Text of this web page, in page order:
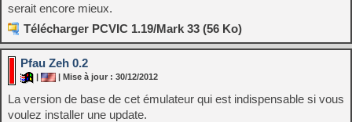
serait encore mieux.
Télécharger PCVIC 1.19/Mark 33 (56 Ko)
Pfau Zeh 0.2
| | Mise à jour : 30/12/2012
La version de base de cet émulateur qui est indispensable si vous
voulez installer une update.